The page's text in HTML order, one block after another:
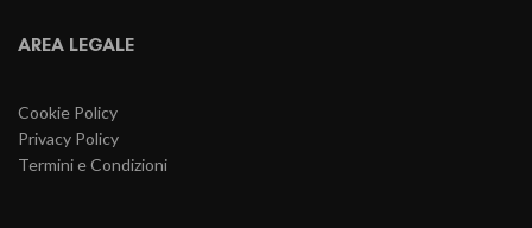
AREA LEGALE
Cookie Policy
Privacy Policy
Termini e Condizioni